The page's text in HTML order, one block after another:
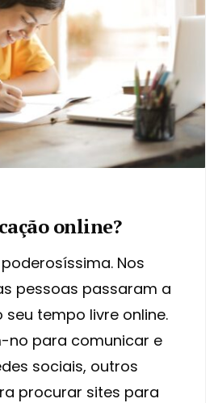
online?
Nos
pessoas passaram a
tempo livre online.
no para comunicar e
sociais, outros
procurar sites para